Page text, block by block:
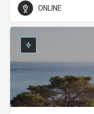
ONLINE